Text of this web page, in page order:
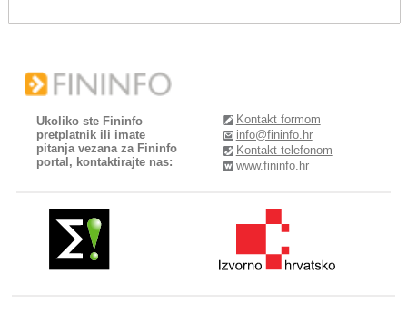
Ukoliko ste Fininfo
pretplatnik ili imate
pitanja vezana za Fininfo
portal, kontaktirajte nas:
Kontakt formom
info@fininfo.hr
Kontakt telefonom
www.fininfo.hr